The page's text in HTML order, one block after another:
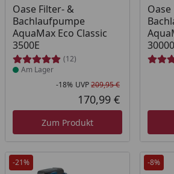
Oase Filter- &
Bachlaufpumpe
AquaMax Eco Classic
3500E
(12)
Produkt am Lager
Am Lager
Rabatt in
-18% UVP209,95 €
Aktueller
170,99 €
Zum Produkt
30000
-21% -8%